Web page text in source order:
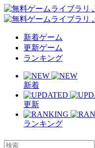
新着ゲーム
更新ゲーム
ランキング
新着
更新
ランキング